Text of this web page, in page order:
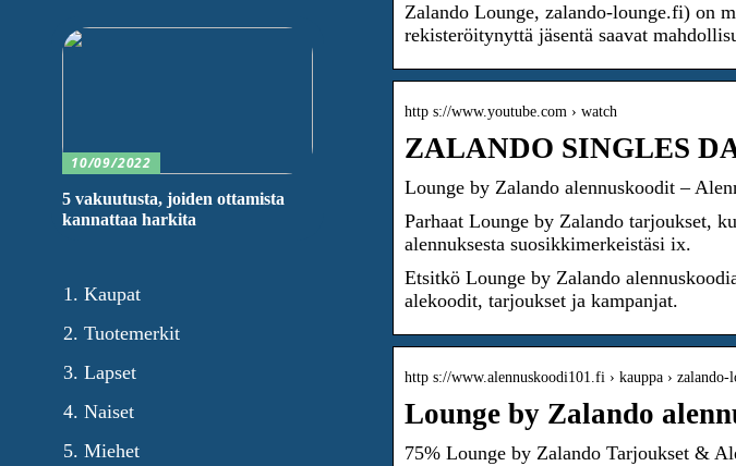
Zalando Lounge, zalando-lounge.fi) on
rekisteröitynyttä jäsentä saavat
http s://www.youtube.com › watch
ZALANDO SINGLES
Lounge by Zalando alennuskoodit –
Parhaat Lounge by Zalando tarjoukset,
alennuksesta suosikkimerkeistäsi ix.
Etsitkö Lounge by Zalando
alekoodit, tarjoukset ja kampanjat.
http s://www.alennuskoodi101.fi › kauppa ›
Lounge by Zalando
75% Lounge by Zalando Tarjoukset
10/09/2022
5 vakuutusta, joiden ottamista
kannattaa harkita
Kaupat
Tuotemerkit
Lapset
Naiset
Miehet